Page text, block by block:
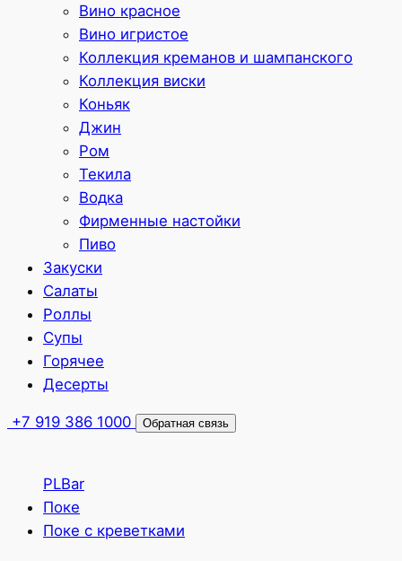
Вино красное
Вино игристое
Коллекция креманов и шампанского
Коллекция виски
Коньяк
Джин
Ром
Текила
Водка
Фирменные настойки
Пиво
Закуски
Салаты
Роллы
Супы
Горячее
Десерты
+7 919 386 1000 Обратная связь
PLBar
Поке
Поке с креветками